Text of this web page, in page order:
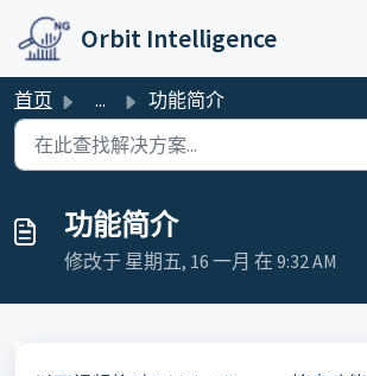
跳过至主要内容
Orbit Intelligence
首页 ... 功能简介
功能简介
修改于 星期五, 16 一月 在 9:32 AM